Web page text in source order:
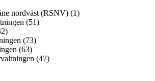
nordväst (RSNV) (1)
(51)
(73)
(63)
(47)